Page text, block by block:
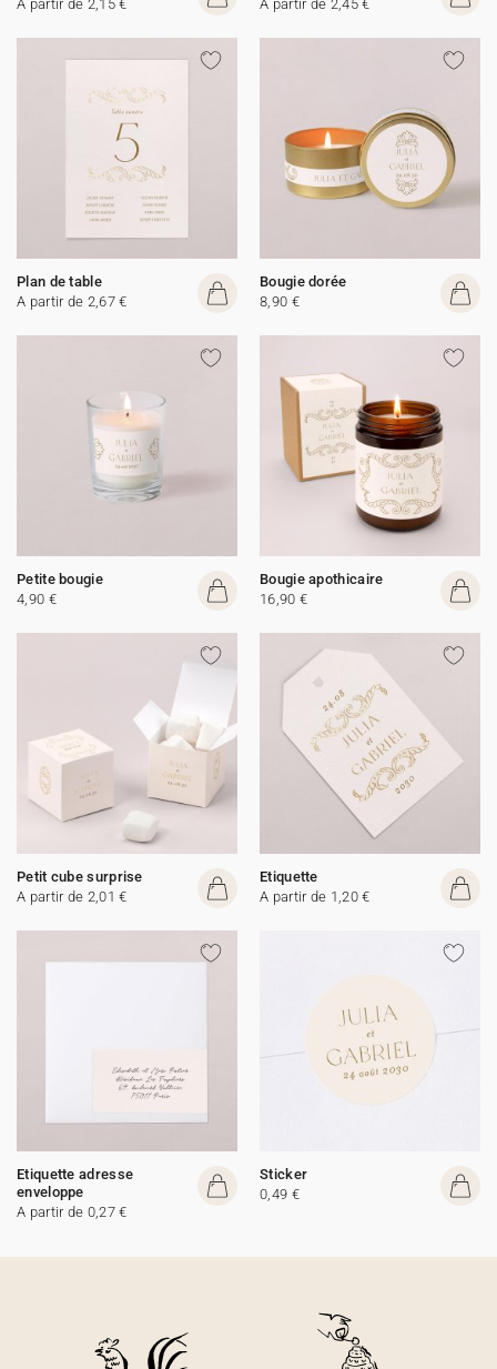
A partir de 2,15 € A partir de 2,45 €
Plan de table
A partir de 2,67 €
Bougie dorée
8,90 €
Petite bougie
4,90 €
Bougie apothicaire
16,90 €
Petit cube surprise
A partir de 2,01 €
Etiquette
A partir de 1,20 €
Etiquette adresse
enveloppe
A partir de 0,27 €
Sticker
0,49 €